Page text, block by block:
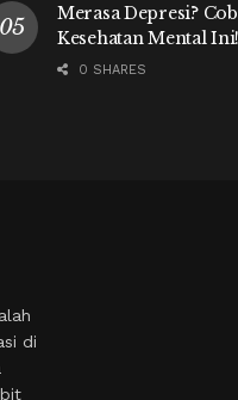
Merasa Depresi?
Kesehatan Mental Ini!
0 SHARES
di